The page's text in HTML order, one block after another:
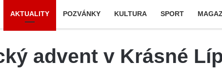
AKTUALITY POZVÁNKY KULTURA SPORT
advent v Krásné